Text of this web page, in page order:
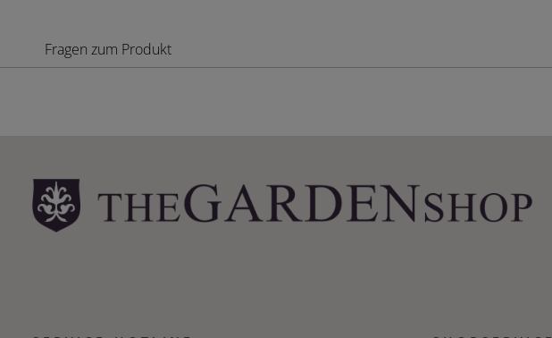
Fragen zum Produkt